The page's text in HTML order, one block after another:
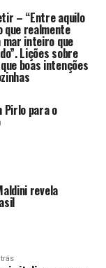
– “Entre aquilo
que realmente
mar inteiro que
Lições sobre
boas intenções
Pirlo para o
revela